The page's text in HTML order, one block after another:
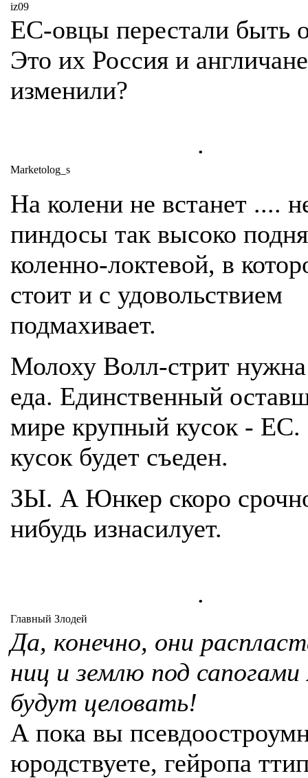
iz09
ЕС-овцы перестали быть
Это их Россия и
изменили?
.
Marketolog_s
На колени не встанет ....
пиндосы так высоко
коленно-локтевой, в
стоит и с удовольствием
подмахивает.
Молоху Волл-стрит нужна
еда. Единственный
мире крупный кусок - ЕС.
кусок будет съеден.
ЗЫ. А Юнкер скоро
нибудь изнасилует.
.
Главный Злодей
Да, конечно, они
ниц и землю под сапогами
будут целовать!
А пока вы
юродствуете, гейропа